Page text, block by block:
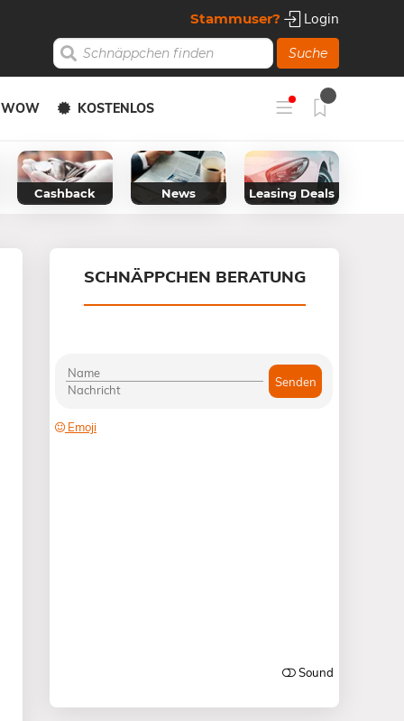
Stammuser? Login
Suche
WOW KOSTENLOS
Cashback News Leasing Deals
SCHNÄPPCHEN BERATUNG